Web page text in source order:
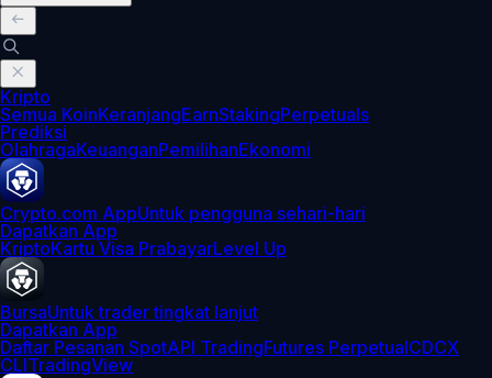
Kripto
Semua KoinKeranjangEarnStakingPerpetuals
Prediksi
OlahragaKeuanganPemilihanEkonomi
Crypto.com AppUntuk pengguna sehari-hari
Dapatkan App
KriptoKartu Visa PrabayarLevel Up
BursaUntuk trader tingkat lanjut
Dapatkan App
Daftar Pesanan SpotAPI TradingFutures PerpetualCDCX
CLITradingView